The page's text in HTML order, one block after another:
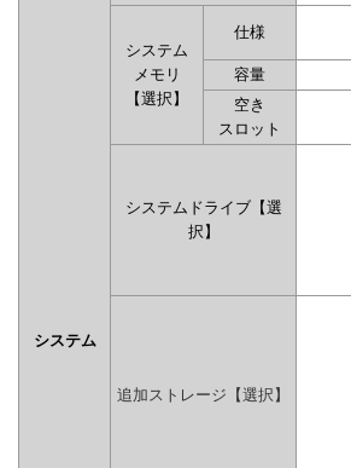
システム
システム
メモリ
【選択】
仕様
容量
空き
スロット
システムドライブ【選
択】
追加ストレージ【選択】